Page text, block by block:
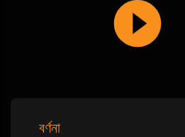
বর্ণনা